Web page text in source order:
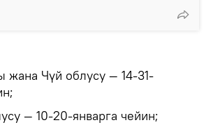
жана Чүй облусу — 14-31-
— 10-20-январга чейин;